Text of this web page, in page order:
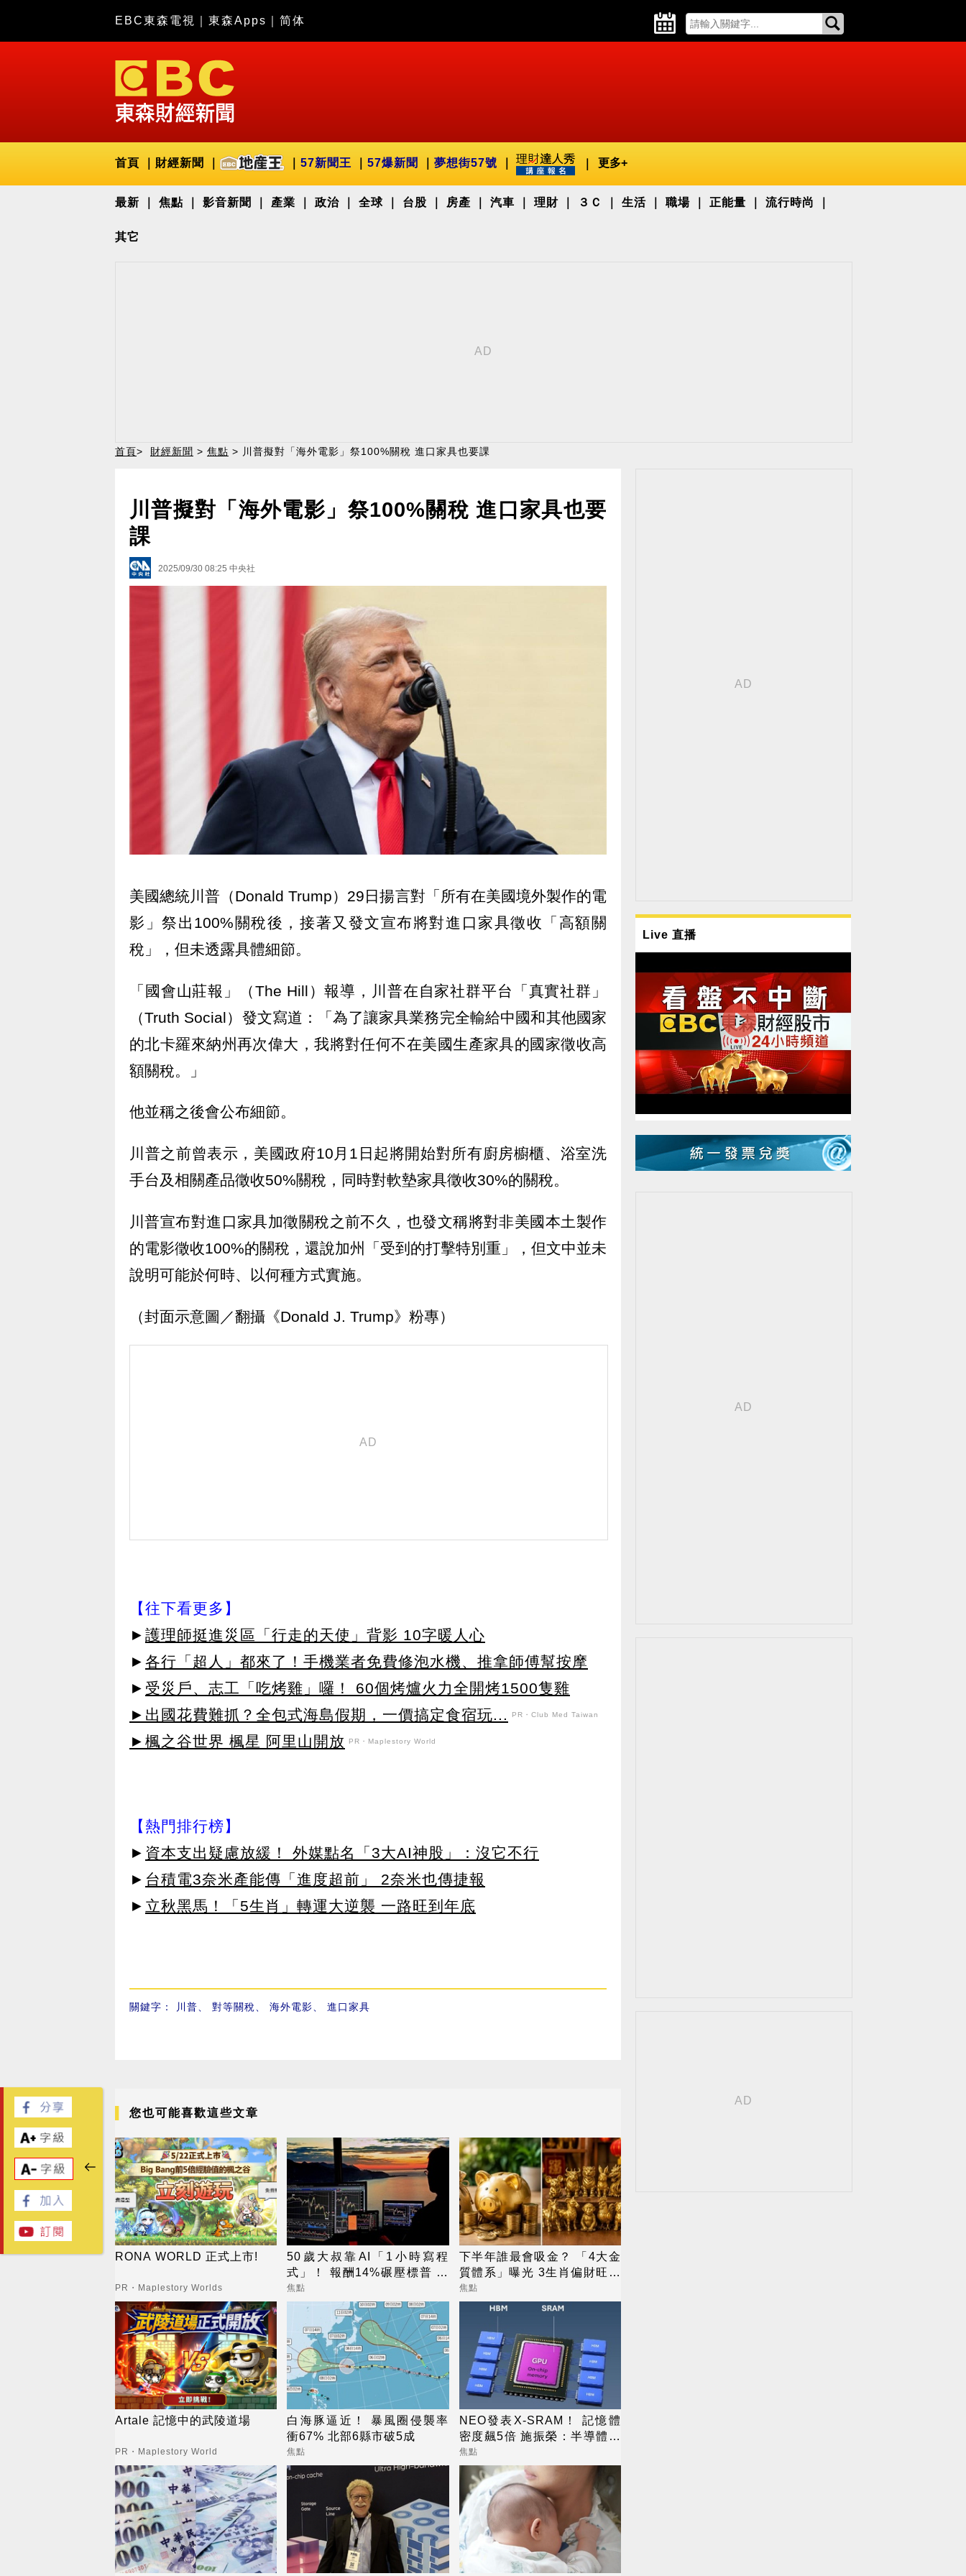
EBC東森電視 東森Apps 简体
首頁 財經新聞 57新聞王 57爆新聞 夢想街57號 更多+
最新 焦點 影音新聞 產業 政治 全球 台股 房產 汽車 理財 ３Ｃ 生活 職場 正能量 流行時尚
其它
首頁> 財經新聞 > 焦點 > 川普擬對「海外電影」祭100%關稅 進口家具也要課
川普擬對「海外電影」祭100%關稅 進口家具也要
課
2025/09/30 08:25 中央社
美國總統川普（Donald Trump）29日揚言對「所有在美國境外製作的電
影」祭出100%關稅後，接著又發文宣布將對進口家具徵收「高額關
稅」，但未透露具體細節。
「國會山莊報」（The Hill）報導，川普在自家社群平台「真實社群」
（Truth Social）發文寫道：「為了讓家具業務完全輸給中國和其他國家
的北卡羅來納州再次偉大，我將對任何不在美國生產家具的國家徵收高
額關稅。」
他並稱之後會公布細節。
川普之前曾表示，美國政府10月1日起將開始對所有廚房櫥櫃、浴室洗
手台及相關產品徵收50%關稅，同時對軟墊家具徵收30%的關稅。
川普宣布對進口家具加徵關稅之前不久，也發文稱將對非美國本土製作
的電影徵收100%的關稅，還說加州「受到的打擊特別重」，但文中並未
說明可能於何時、以何種方式實施。
（封面示意圖／翻攝《Donald J. Trump》粉專）
【往下看更多】
► 護理師挺進災區「行走的天使」背影 10字暖人心
► 各行「超人」都來了！手機業者免費修泡水機、推拿師傅幫按摩
► 受災戶、志工「吃烤雞」囉！ 60個烤爐火力全開烤1500隻雞
►出國花費難抓？全包式海島假期，一價搞定食宿玩...
PR・Club Med Taiwan
►楓之谷世界 楓星 阿里山開放 PR・Maplestory World
【熱門排行榜】
► 資本支出疑慮放緩！ 外媒點名「3大AI神股」：沒它不行
► 台積電3奈米產能傳「進度超前」 2奈米也傳捷報
► 立秋黑馬！「5生肖」轉運大逆襲 一路旺到年底
關鍵字： 川普 對等關稅 海外電影 進口家具
您也可能喜歡這些文章
RONA WORLD 正式上市!
PR・Maplestory Worlds
50歲大叔靠AI「1小時寫程
式」！ 報酬14%碾壓標普 直
接辭職去炒股
焦點
下半年誰最會吸金？ 「4大金
質體系」曝光 3生肖偏財旺到
「錢自己找上門」
焦點
Artale 記憶中的武陵道場
PR・Maplestory World
白海豚逼近！ 暴風圈侵襲率
衝67% 北部6縣市破5成
焦點
NEO發表X-SRAM！ 記憶體
密度飆5倍 施振榮：半導體迎
新革命
焦點
Live 直播